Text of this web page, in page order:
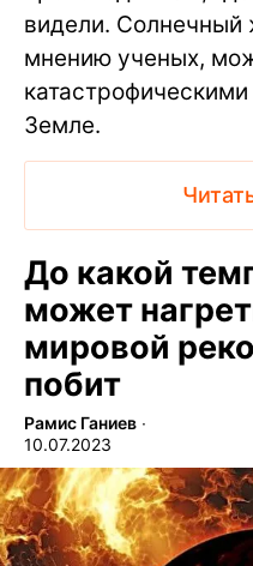
видели.
мнению ученых,
Земле.
До какой
может
мировой
побит
Рамис Ганиев ∙
10.07.2023